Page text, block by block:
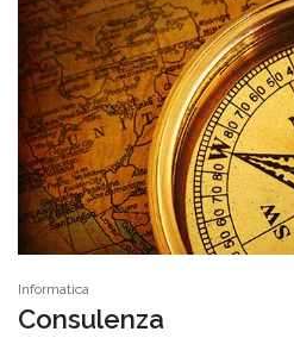
Informatica
Consulenza